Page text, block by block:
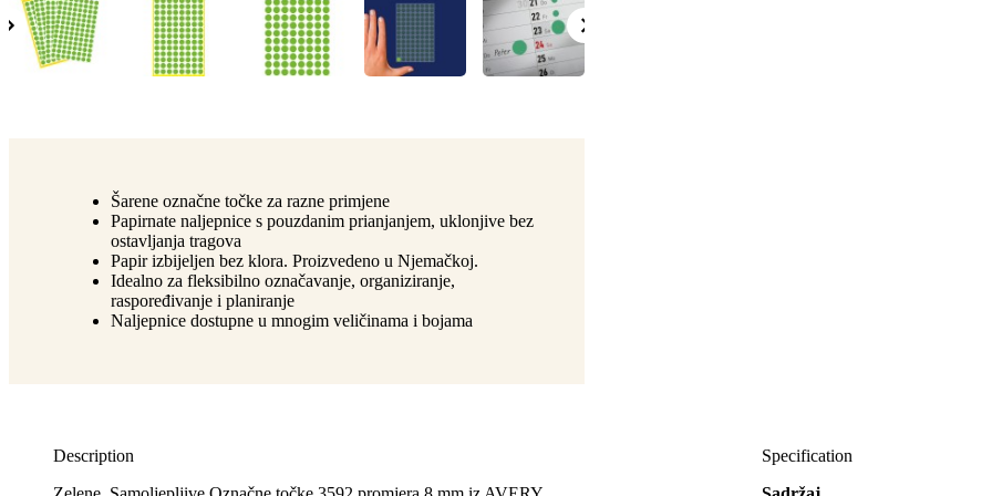
Šarene označne točke za razne primjene
Papirnate naljepnice s pouzdanim prianjanjem, uklonjive bez
ostavljanja tragova
Papir izbijeljen bez klora. Proizvedeno u Njemačkoj.
Idealno za fleksibilno označavanje, organiziranje,
raspoređivanje i planiranje
Naljepnice dostupne u mnogim veličinama i bojama
Description
Specification